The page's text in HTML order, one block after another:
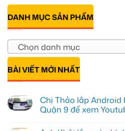
DANH MỤC SẢN PHẨM
Chọn danh mục
BÀI VIẾT MỚI NHẤT
Chị Thảo lắp Android
Quận 9 để xem